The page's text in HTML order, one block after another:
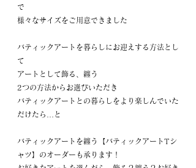
で
様々なサイズをご用意できました
バティックアートを暮らしにお迎えする方法とし
て
アートとして飾る、纏う
2つの方法からお選びいただき
バティックアートとの暮らしをより楽しんでいた
だけたら…と
バティックアートを纏う【バティックアートTシ
ャツ】のオーダーも承ります！